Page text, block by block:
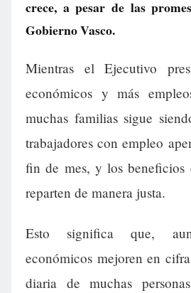
crece, a pesar de las
Gobierno Vasco.
Mientras el Ejecutivo
económicos y más
muchas familias sigue
trabajadores con empleo
fin de mes, y los beneficios
reparten de manera justa.
Esto significa que,
económicos mejoren en
diaria de muchas